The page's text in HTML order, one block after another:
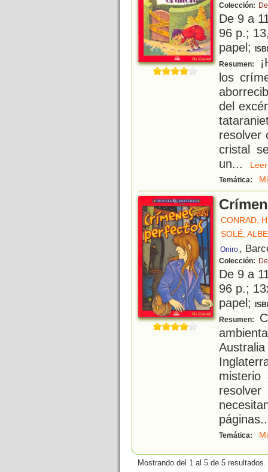
Colección:
De 9 a
96 p.;
papel;
Resumen:
los
del
resolver
cristal
un...
Temática:
CONRAD,
SOLÉ,
Oniro ,
Colección:
De 9 a
96 p.;
papel;
Resumen:
misterio
páginas
Temática:
Mostrando del 1 al 5 de 5 resultados.